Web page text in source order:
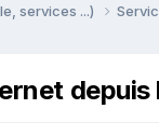
services ...)
depuis